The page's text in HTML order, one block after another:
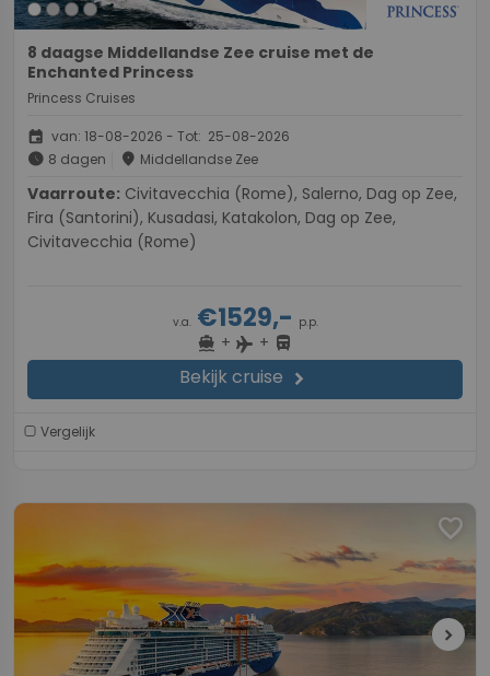
8 daagse Middellandse Zee cruise met de
Enchanted Princess
Princess Cruises
event van: 18-08-2026 - Tot: 25-08-2026
schedule 8 dagen place Middellandse Zee
Vaarroute:
Fira (Santorini), Kusadasi, Katakolon, Dag op Zee,
Civitavecchia (Rome)
v.a.€1529,- p.p.
directions_boat + flight + directions_bus
Bekijk cruise chevron_right
Vergelijk
favorite
chevron_right